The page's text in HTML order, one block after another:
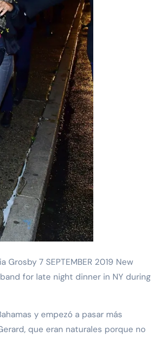
7 SEPTEMBER 2019 New
for late night dinner in NY during
y empezó a pasar más
que eran naturales porque no